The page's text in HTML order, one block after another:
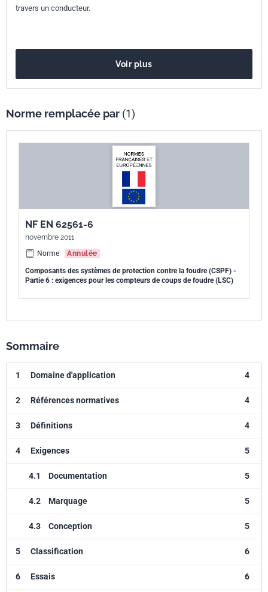
européenne
travers un conducteur.
Voir plus
Norme remplacée par (1)
NF EN 62561-6
novembre 2011
Norme
Annulée
Composants des systèmes de protection contre la foudre (CSPF) -
Partie 6 : exigences pour les compteurs de coups de foudre (LSC)
Sommaire
1 Domaine d'application 4
2 Références normatives 4
3 Définitions 4
4 Exigences 5
4.1 Documentation 5
4.2 Marquage 5
4.3 Conception 5
5 Classification 6
6 Essais 6